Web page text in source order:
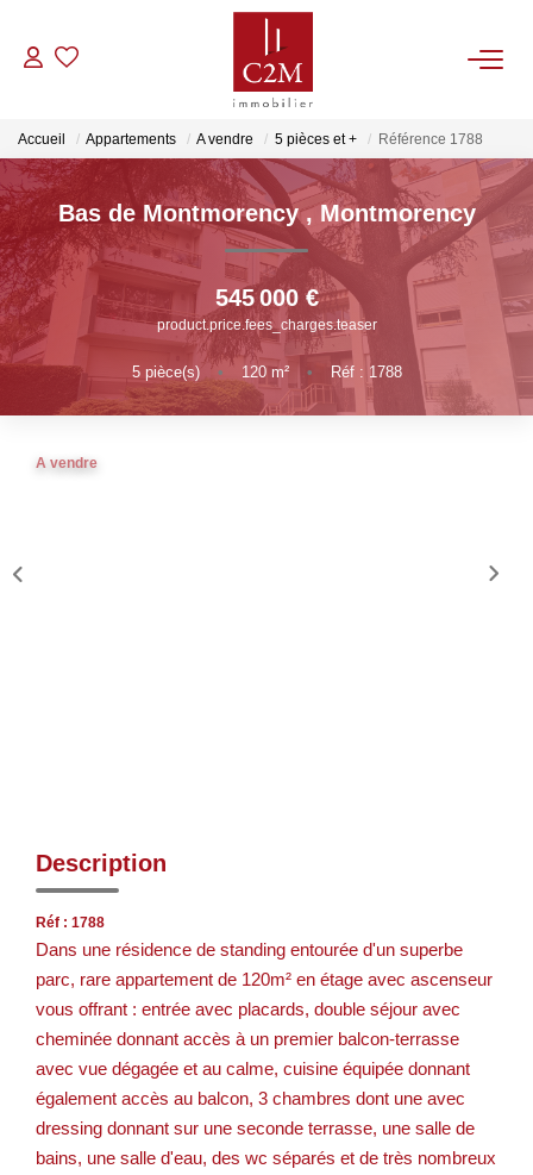
CONTACT
ESTIMATION
NOTRE AGENCE
BIENS VENDUS
Accueil Appartements A vendre 5 pièces et + Référence 1788
Bas de Montmorency,Montmorency
545 000 €
product.price.fees_charges.teaser
5pièce(s) • 120m² • Réf : 1788
A vendre
Description
Réf : 1788
Dans une résidence de standing entourée d'un superbe
parc, rare appartement de 120m² en étage avec ascenseur
vous offrant : entrée avec placards, double séjour avec
cheminée donnant accès à un premier balcon-terrasse
avec vue dégagée et au calme, cuisine équipée donnant
également accès au balcon, 3 chambres dont une avec
dressing donnant sur une seconde terrasse, une salle de
bains, une salle d'eau, des wc séparés et de très nombreux